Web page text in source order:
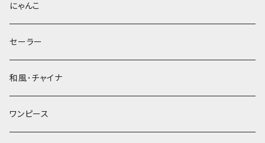
にゃんこ
セーラー
和風･チャイナ
ワンピース